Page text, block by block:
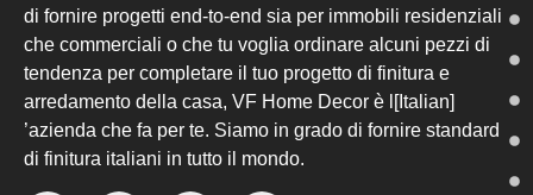
di fornire progetti end-to-end sia per immobili residenziali
che commerciali o che tu voglia ordinare alcuni pezzi di
tendenza per completare il tuo progetto di finitura e
arredamento della casa, VF Home Decor è l[Italian]
’azienda che fa per te. Siamo in grado di fornire standard
di finitura italiani in tutto il mondo.